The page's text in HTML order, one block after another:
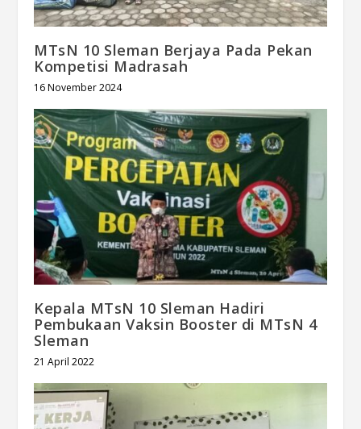
MTsN 10 Sleman Berjaya Pada Pekan
Kompetisi Madrasah
16 November 2024
Kepala MTsN 10 Sleman Hadiri
Pembukaan Vaksin Booster di MTsN 4
Sleman
21 April 2022